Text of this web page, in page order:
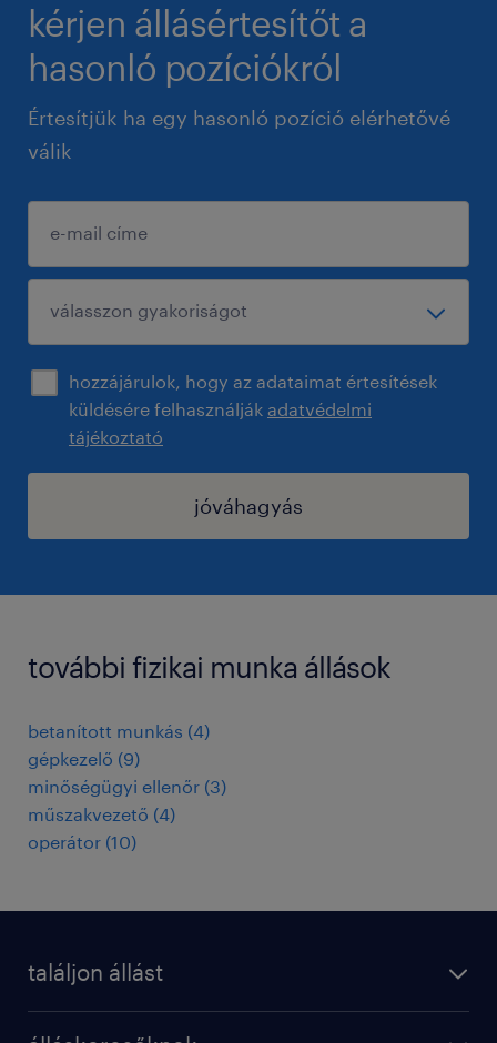
kérjen állásértesítőt a
hasonló pozíciókról
Értesítjük ha egy hasonló pozíció elérhetővé
válik
hozzájárulok, hogy az adataimat értesítések
küldésére felhasználják adatvédelmi
tájékoztató
jóváhagyás
további fizikai munka állások
betanított munkás (4)
gépkezelő (9)
minőségügyi ellenőr (3)
műszakvezető (4)
operátor (10)
találjon állást